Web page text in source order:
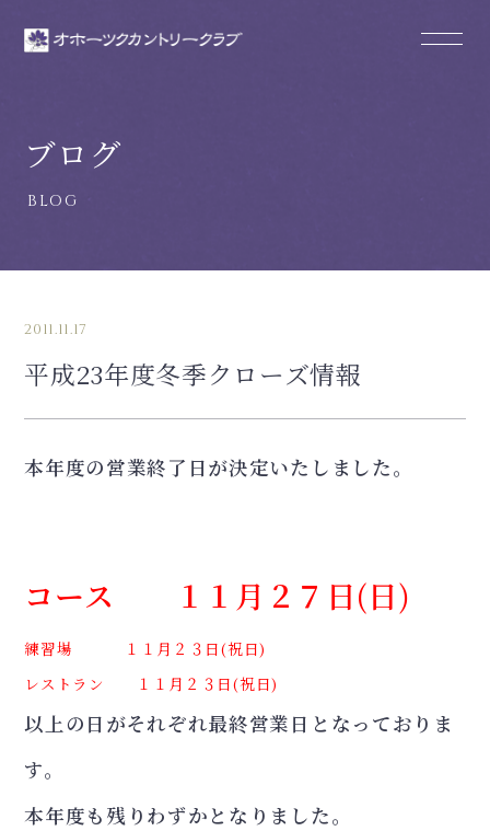
ブログ
2011.11.17
平成23年度冬季クローズ情報
本年度の営業終了日が決定いたしました。
コース １１月２７日(日)
練習場 １１月２３日(祝日)
レストラン １１月２３日(祝日)
以上の日がそれぞれ最終営業日となっておりま
す。
本年度も残りわずかとなりました。